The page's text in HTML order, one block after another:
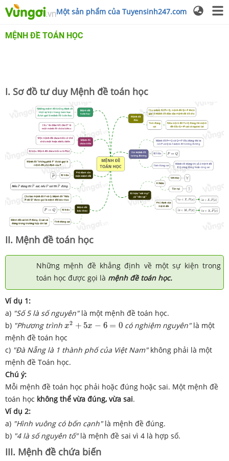
Một sản phẩm của Tuyensinh247.com
MỆNH ĐỀ TOÁN HỌC
I. Sơ đồ tư duy Mệnh đề toán học
II. Mệnh đề toán học
Những mệnh đề khẳng định về một sự kiện trong
toán học được gọi là mệnh đề toán học.
Ví dụ 1:
a) "Số 5 là số nguyên"là một mệnh đề toán học.
b) "Phương trình x2 + 5x − 6 = 0
x 2 + 5x 6 =0 có nghiệm nguyên"là một
mệnh đề toán học
c) "Đà Nẵng là 1 thành phố của Việt Nam"không phải là một
mệnh đề Toán học.
Chú ý:
Mỗi mệnh đề toán học phải hoặc đúng hoặc sai. Một mệnh đề
toán học không thể vừa đúng, vừa sai.
Ví dụ 2:
a) "Hình vuông có bốn cạnh"là mệnh đề đúng.
b) "4 là số nguyên tố"là mệnh đề sai vì 4 là hợp số.
III. Mệnh đề chứa biến